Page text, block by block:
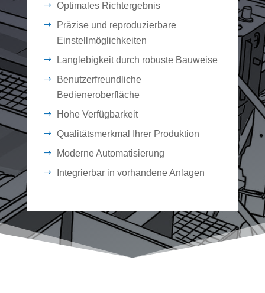
Optimales Richtergebnis
Präzise und reproduzierbare
Einstellmöglichkeiten
Langlebigkeit durch robuste Bauweise
Benutzerfreundliche
Bedieneroberfläche
Hohe Verfügbarkeit
Qualitätsmerkmal Ihrer Produktion
Moderne Automatisierung
Integrierbar in vorhandene Anlagen